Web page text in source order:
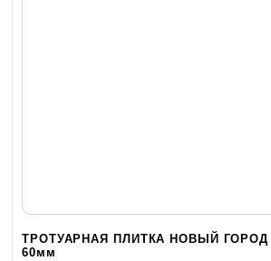
ТРОТУАРНАЯ ПЛИТКА НОВЫЙ ГОРОД
60мм